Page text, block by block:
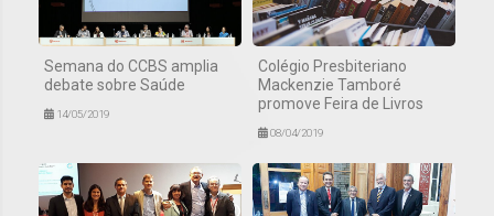
Semana do CCBS amplia
debate sobre Saúde
14/05/2019
Colégio Presbiteriano
Mackenzie Tamboré
promove Feira de Livros
08/04/2019